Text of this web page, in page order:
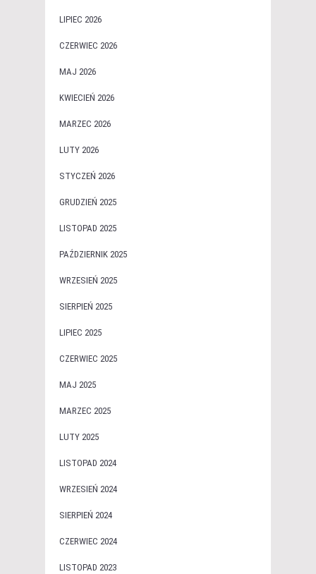
LIPIEC 2026
CZERWIEC 2026
MAJ 2026
KWIECIEŃ 2026
MARZEC 2026
LUTY 2026
STYCZEŃ 2026
GRUDZIEŃ 2025
LISTOPAD 2025
PAŹDZIERNIK 2025
WRZESIEŃ 2025
SIERPIEŃ 2025
LIPIEC 2025
CZERWIEC 2025
MAJ 2025
MARZEC 2025
LUTY 2025
LISTOPAD 2024
WRZESIEŃ 2024
SIERPIEŃ 2024
CZERWIEC 2024
LISTOPAD 2023